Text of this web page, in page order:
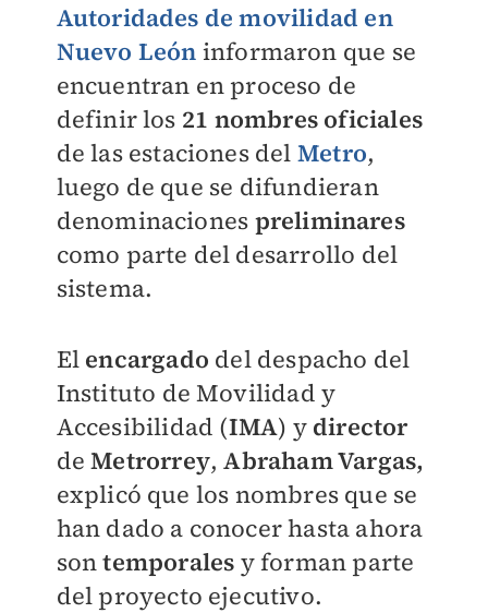
Autoridades de movilidad en
Nuevo León informaron que se
encuentran en proceso de
definir los 21 nombres oficiales
de las estaciones del Metro,
luego de que se difundieran
denominaciones preliminares
como parte del desarrollo del
sistema.
El encargado del despacho del
Instituto de Movilidad y
Accesibilidad (IMA) y director
deMetrorrey,Abraham Vargas,
explicó que los nombres que se
han dado a conocer hasta ahora
sontemporales y forman parte
del proyecto ejecutivo.